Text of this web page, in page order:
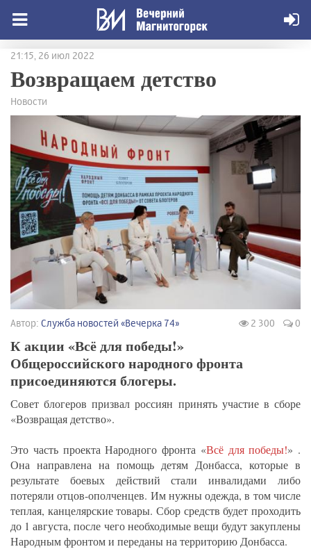
21:15, 26 июл 2022
Возвращаем детство
Новости
Автор: Служба новостей «Вечерка 74» 2 300 0
К акции «Всё для победы!»
Общероссийского народного фронта
присоединяются блогеры.
Совет блогеров призвал россиян принять участие в сборе
«Возвращая детство».
Это часть проекта Народного фронта «Всё для победы!» .
Она направлена на помощь детям Донбасса, которые в
результате боевых действий стали инвалидами либо
потеряли отцов-ополченцев. Им нужны одежда, в том числе
теплая, канцелярские товары. Сбор средств будет проходить
до 1 августа, после чего необходимые вещи будут закуплены
Народным фронтом и переданы на территорию Донбасса.